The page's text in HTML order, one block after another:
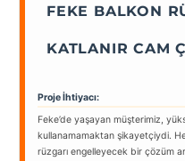
FEKE BALKON
KATLANIR CAM
Proje İhtiyacı:
Feke’de yaşayan müşterimiz,
kullanamamaktan şikayetçiydi.
rüzgarı engelleyecek bir çözüm